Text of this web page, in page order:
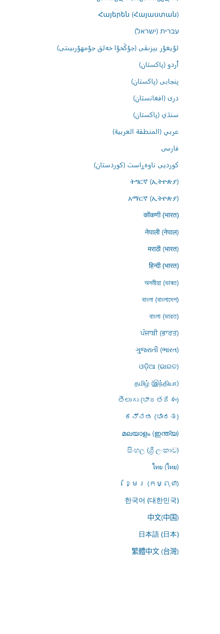
Հայերեն (Հայաստան)
עברית (ישראל)
ئۇيغۇر يېزىقى (جۇڭخۇا خەلق جۇمھۇرىيىتى)
اُردو (پاکستان)
پنجابی (پاکستان)
درى (افغانستان)
سنڌي (پاکستان)
عربي (المنطقة العربية)
فارسى
کوردیی ناوەڕاست (کوردستان)
ትግርኛ (ኢትዮጵያ)
አማርኛ (ኢትዮጵያ)
कोंकणी (भारत)
नेपाली (नेपाल)
मराठी (भारत)
हिन्दी (भारत)
অসমীয়া (ভাৰত)
বাংলা (বাংলাদেশ)
বাংলা (ভারত)
ਪੰਜਾਬੀ (ਭਾਰਤ)
ગુજરાતી (ભારત)
ଓଡ଼ିଆ (ଭାରତ)
தமிழ் (இந்தியா)
తెలుగు (భారతదేశం)
ಕನ್ನಡ (ಭಾರತ)
മലയാളം (ഇന്ത്യ)
සිංහල (ශ්‍රී ලංකාව)
ไทย (ไทย)
ខ្មែរ (កម្ពុជា)
한국어 (대한민국)
中文(中国)
日本語 (日本)
繁體中文 (台灣)